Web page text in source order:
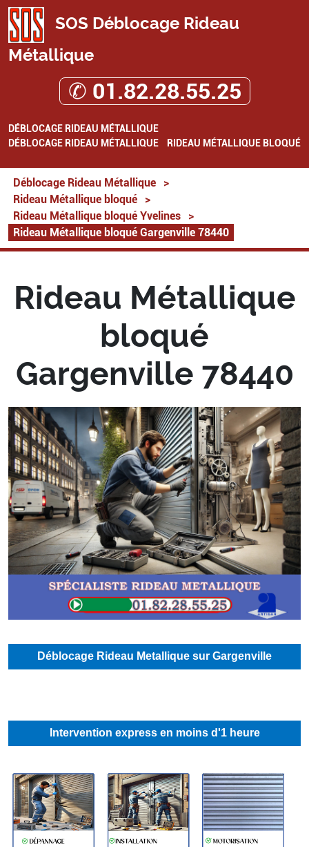
SOS Déblocage Rideau
Métallique
✆ 01.82.28.55.25
DÉBLOCAGE RIDEAU MÉTALLIQUE
DÉBLOCAGE RIDEAU MÉTALLIQUE
RIDEAU MÉTALLIQUE BLOQUÉ
Déblocage Rideau Métallique
>
Rideau Métallique bloqué
>
Rideau Métallique bloqué Yvelines
>
Rideau Métallique bloqué Gargenville 78440
Rideau Métallique
bloqué
Gargenville 78440
Déblocage Rideau Metallique sur Gargenville
Intervention express en moins d'1 heure